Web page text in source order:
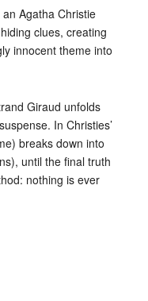
Agatha Christie
clues, creating
innocent theme into
Giraud unfolds
In Christies’
breaks down into
until the final truth
nothing is ever